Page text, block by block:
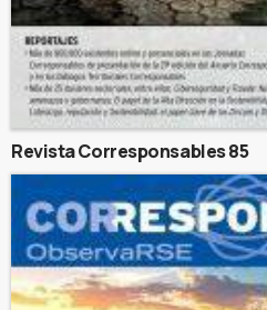
Revista Corresponsables 85